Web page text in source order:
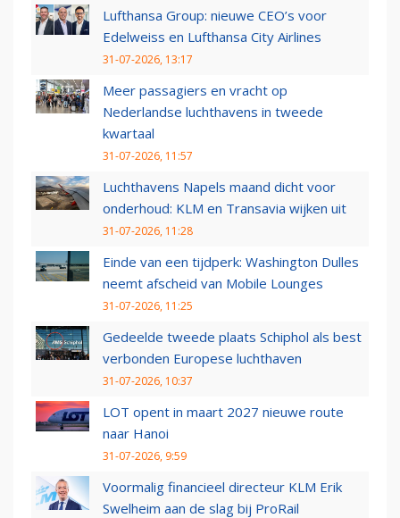
Lufthansa Group: nieuwe CEO’s voor
Edelweiss en Lufthansa City Airlines
31-07-2026, 13:17
Meer passagiers en vracht op
Nederlandse luchthavens in tweede
kwartaal
31-07-2026, 11:57
Luchthavens Napels maand dicht voor
onderhoud: KLM en Transavia wijken uit
31-07-2026, 11:28
Einde van een tijdperk: Washington Dulles
neemt afscheid van Mobile Lounges
31-07-2026, 11:25
Gedeelde tweede plaats Schiphol als best
verbonden Europese luchthaven
31-07-2026, 10:37
LOT opent in maart 2027 nieuwe route
naar Hanoi
31-07-2026, 9:59
Voormalig financieel directeur KLM Erik
Swelheim aan de slag bij ProRail